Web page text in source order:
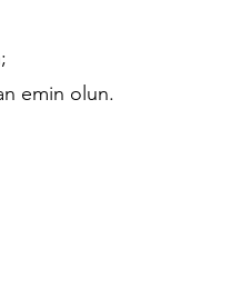
emin olun.